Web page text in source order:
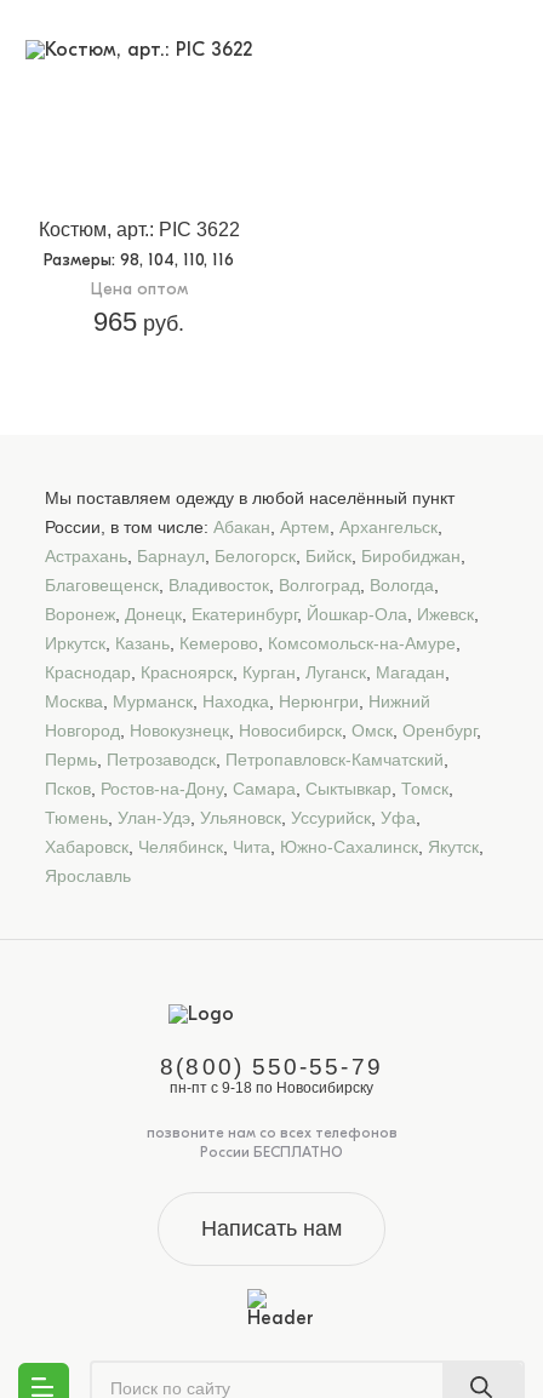
Костюм, арт.: PIC 3622
Размеры: 98, 104, 110, 116
Цена оптом
965 руб.
Мы поставляем одежду в любой населённый пункт
России, в том числе: Абакан Артем Архангельск
Астрахань Барнаул Белогорск Бийск Биробиджан
Благовещенск Владивосток Волгоград Вологда
Воронеж Донецк Екатеринбург, Йошкар-Ола Ижевск
Иркутск Казань Кемерово Комсомольск-на-Амуре
Краснодар
Красноярск Курган Луганск Магадан
Москва
Мурманск Находка Нерюнгри
Нижний
Новгород
Новокузнецк Новосибирск Омск Оренбург,
Пермь Петрозаводск Петропавловск-Камчатский
Псков Ростов-на-Дону, Самара Сыктывкар Томск
Тюмень Улан-Удэ Ульяновск Уссурийск Уфа
Хабаровск Челябинск Чита Южно-Сахалинск Якутск
Ярославль
8(800) 550-55-79
пн-пт с 9-18 по Новосибирску
позвоните нам со всех телефонов
России БЕСПЛАТНО
Написать нам